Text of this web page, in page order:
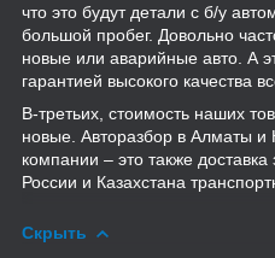
что это будут детали с б/у
большой пробег. Довольно
новые или аварийные авто. А
гарантией высокого качества
В-третьих, стоимость наших
новые. Авторазбор в Алматы и
компании – это также
России и Казахстана
Скрыть